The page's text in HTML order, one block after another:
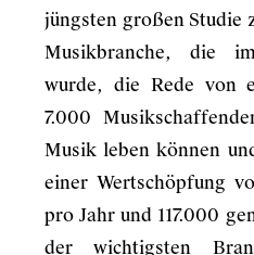
jüngsten großen Studie
Musikbranche, die
wurde, die Rede von
7.000
Musik leben können
einer Wertschöpfung
pro Jahr und 117.000
der wichtigsten